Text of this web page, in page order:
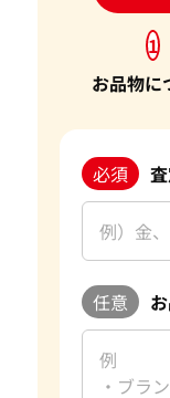
1
お品物に
必須
任意